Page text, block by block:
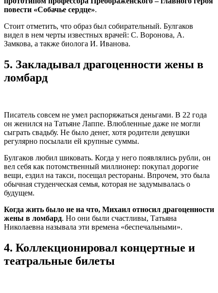
повести «Собачье сердце».
Стоит отметить, что образ был собирательный. Булгаков
видел в нем черты известных врачей: С. Воронова, А.
Замкова, а также биолога И. Иванова.
5. Закладывал драгоценности жены в
ломбард
Писатель совсем не умел распоряжаться деньгами. В 22 года
он женился на Татьяне Лаппе. Влюбленные даже не могли
сыграть свадьбу. Не было денег, хотя родители девушки
регулярно посылали ей крупные суммы.
Булгаков любил шиковать. Когда у него появлялись рубли, он
вел себя как потомственный миллионер: покупал дорогие
вещи, ездил на такси, посещал рестораны. Впрочем, это была
обычная студенческая семья, которая не задумывалась о
будущем.
Когда жить было не на что, Михаил относил драгоценности
жены в ломбард. Но они были счастливы, Татьяна
Николаевна называла эти времена «беспечальными».
4. Коллекционировал концертные и
театральные билеты